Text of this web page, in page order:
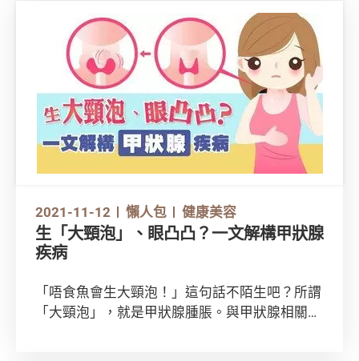
2021-11-12 懶人包 健康美容
生「大頸泡」、眼凸凸？一文解構甲狀腺
疾病
「唔食魚會生大頸泡！」這句話不陌生吧？所謂
「大頸泡」，就是甲狀腺腫脹。與甲狀腺相關的